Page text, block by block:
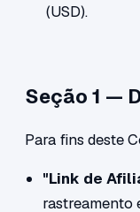
(USD).
Seção 1 —
Para fins deste
"Link de
rastreamento